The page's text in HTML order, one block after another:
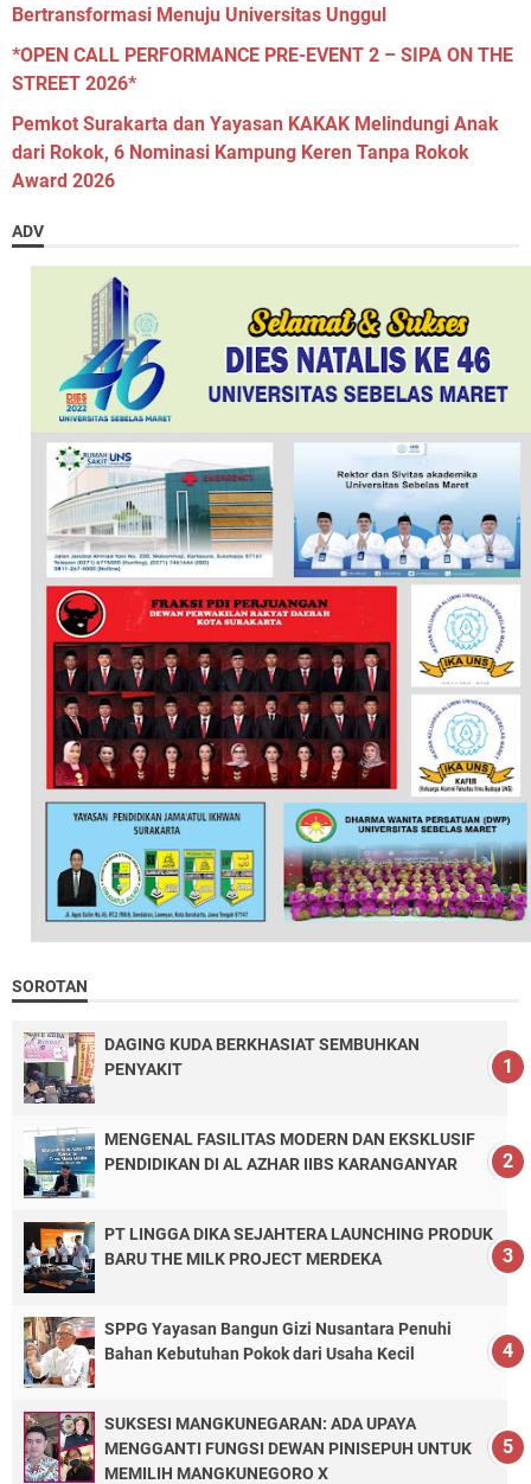
Bertransformasi Menuju Universitas Unggul
*OPEN CALL PERFORMANCE PRE-EVENT 2 – SIPA ON THE
STREET 2026*
Pemkot Surakarta dan Yayasan KAKAK Melindungi Anak
dari Rokok, 6 Nominasi Kampung Keren Tanpa Rokok
Award 2026
ADV
SOROTAN
DAGING KUDA BERKHASIAT SEMBUHKAN
PENYAKIT
MENGENAL FASILITAS MODERN DAN EKSKLUSIF
PENDIDIKAN DI AL AZHAR IIBS KARANGANYAR
PT LINGGA DIKA SEJAHTERA LAUNCHING PRODUK
BARU THE MILK PROJECT MERDEKA
SPPG Yayasan Bangun Gizi Nusantara Penuhi
Bahan Kebutuhan Pokok dari Usaha Kecil
SUKSESI MANGKUNEGARAN: ADA UPAYA
MENGGANTI FUNGSI DEWAN PINISEPUH UNTUK
MEMILIH MANGKUNEGORO X